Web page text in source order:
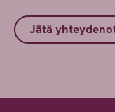
Jätä